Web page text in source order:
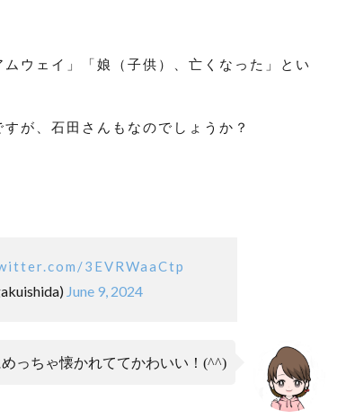
ウェイ」「娘（子供）、亡くなった」とい
が、石田さんもなのでしょうか？
3EVRWaaCtp
June 9, 2024
っちゃ懐かれててかわいい！(^^)